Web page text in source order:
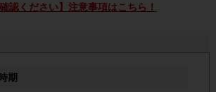
確認ください】注意事項はこちら！
期